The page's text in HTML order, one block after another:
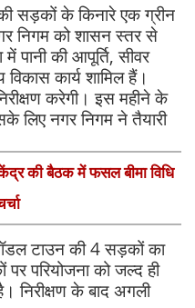
सड़कों के किनारे एक ग्रीन
निगम को शासन स्तर से
पानी की आपूर्ति, सीवर
कार्य शामिल हैं।
करेगी। इस महीने के
लिए नगर निगम ने तैयारी
केंद्र की बैठक में फसल बीमा विधि
टाउन की 4 सड़कों का
परियोजना को जल्द ही
निरीक्षण के बाद अगली